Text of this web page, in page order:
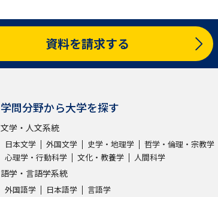
新増設大学・学部・学科特集
国際・
データサイエンス特集
奨学金・特待
進路の３択
新学年スタート号特集ペ
SELFBRAND特集ページ
オープンキャンパスなどを調
オープンキャンパス検索
来場型・Web型イベント特集
資料を請求する
学問分野から大学を探す
文学・人文系統
日本文学 外国文学 史学・地理学
哲学・倫理・宗教学
心理学・行動科学
文化・教養学 人間科学
語学・言語学系統
外国語学 日本語学 言語学